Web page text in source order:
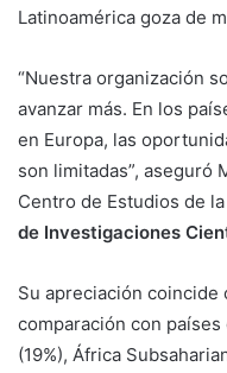
Latinoamérica goza de
“Nuestra organización
avanzar más. En los
en Europa, las
son limitadas”, aseguró
Centro de Estudios de la
de Investigaciones
Su apreciación coincide
comparación con
(19%), África